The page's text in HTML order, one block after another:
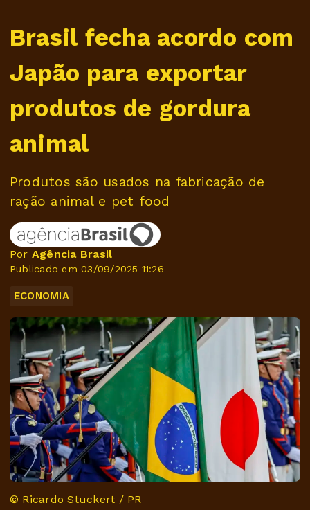
Brasil fecha acordo com
Japão para exportar
produtos de gordura
animal
Produtos são usados na fabricação de
ração animal e pet food
Por Agência Brasil
Publicado em 03/09/2025 11:26
ECONOMIA
© Ricardo Stuckert / PR